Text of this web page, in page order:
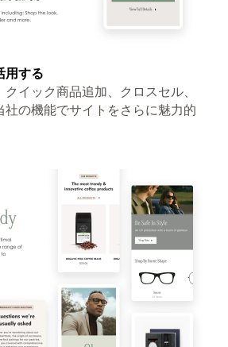
用する
イック商品追加、クロスセル、
社の機能でサイトをさらに魅力的